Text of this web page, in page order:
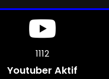
1257
Youtuber Aktif